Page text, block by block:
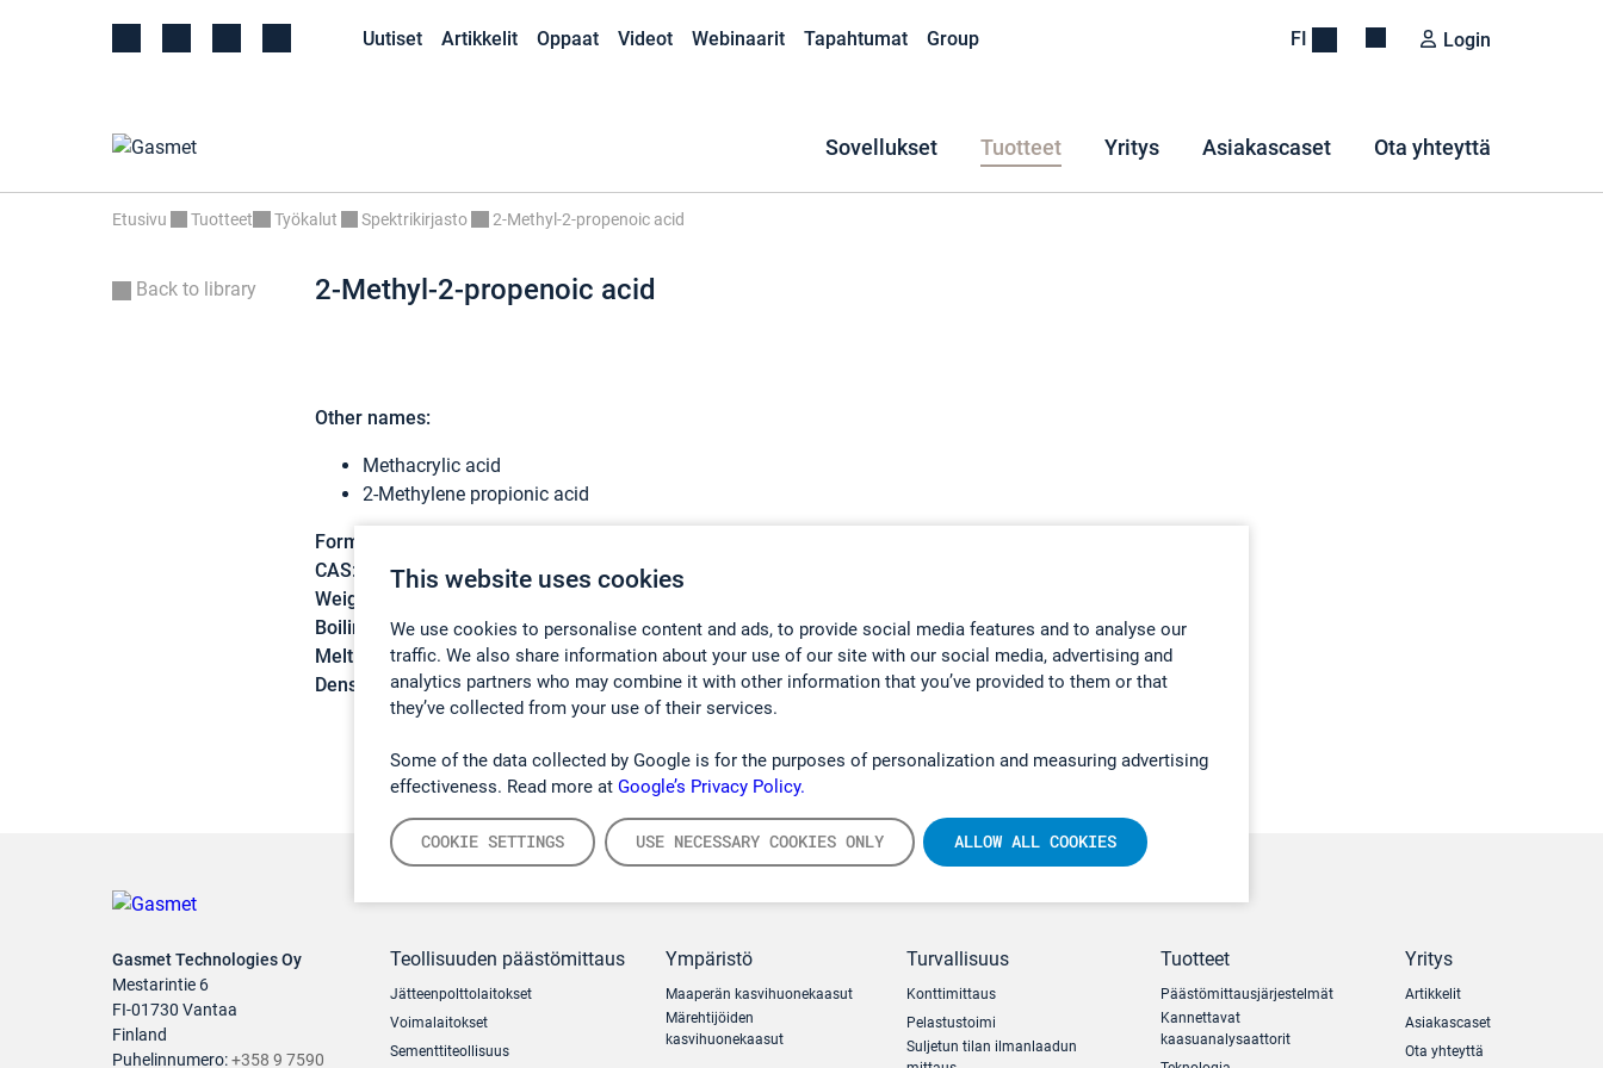
This website uses cookies
We use cookies to personalise content and ads, to provide social media features and to analyse our
traffic. We also share information about your use of our site with our social media, advertising and
analytics partners who may combine it with other information that you’ve provided to them or that
they’ve collected from your use of their services.
Some of the data collected by Google is for the purposes of personalization and measuring advertising
effectiveness. Read more at Google’s Privacy Policy.
COOKIE SETTINGS USE NECESSARY COOKIES ONLY ALLOW ALL COOKIES
Uutiset Artikkelit Oppaat Videot Webinaarit Tapahtumat Group FI Login
Sovellukset Tuotteet Yritys Asiakascaset Ota yhteyttä
Etusivu Tuotteet Työkalut Spektrikirjasto 2-Methyl-2-propenoic acid
Back to library 2-Methyl-2-propenoic acid
Other names:
Methacrylic acid
2-Methylene propionic acid
Formula:
CAS:
79-41-4
Weight:
Boiling point:161 °C
Melting point:14 °C
Density:
1,0153 g/cm3
Gasmet Technologies Oy
Mestarintie 6
FI-01730 Vantaa
Finland
Puhelinnumero:+358 9 7590
Teollisuuden päästömittaus
Jätteenpolttolaitokset
Voimalaitokset
Sementtiteollisuus
Ympäristö
Maaperän kasvihuonekaasut
Märehtijöiden
kasvihuonekaasut
Turvallisuus
Konttimittaus
Pelastustoimi
Suljetun tilan ilmanlaadun
Tuotteet
Päästömittausjärjestelmät
Kannettavat
kaasuanalysaattorit
Yritys
Artikkelit
Asiakascaset
Ota yhteyttä